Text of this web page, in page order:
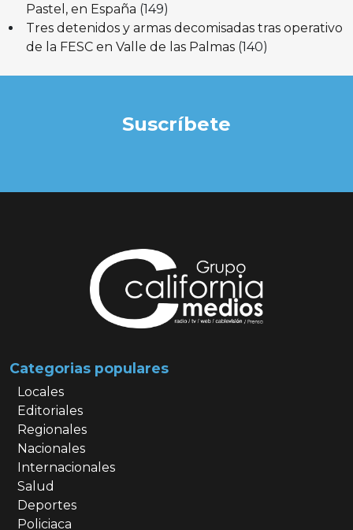
Pastel, en España (149)
Tres detenidos y armas decomisadas tras operativo
de la FESC en Valle de las Palmas (140)
Suscríbete
Categorias populares
Locales
Editoriales
Regionales
Nacionales
Internacionales
Salud
Deportes
Policiaca